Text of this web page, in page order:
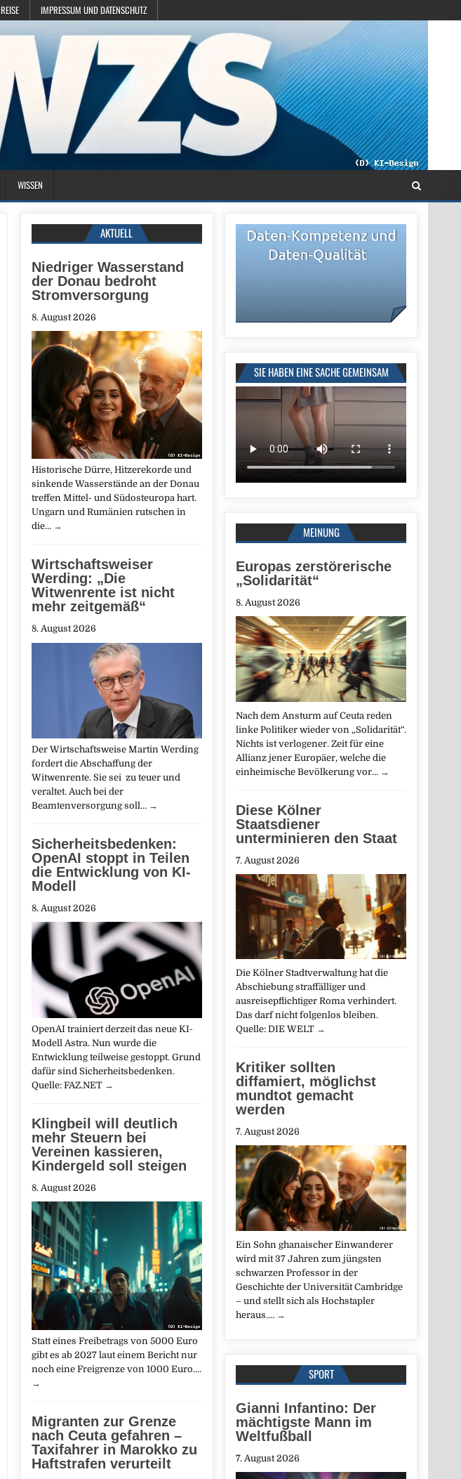
REISE IMPRESSUM UND DATENSCHUTZ
WISSEN
SIE HABEN EINE SACHE GEMEINSAM
MEINUNG
Europas zerstörerische
„Solidarität“
8. August 2026
Nach dem Ansturm auf Ceuta reden
linke Politiker wieder von „Solidarität“.
Nichts ist verlogener. Zeit für eine
Allianz jener Europäer, welche die
einheimische Bevölkerung vor… →
Diese Kölner
Staatsdiener
unterminieren den Staat
7. August 2026
Die Kölner Stadtverwaltung hat die
Abschiebung straffälliger und
ausreisepflichtiger Roma verhindert.
Das darf nicht folgenlos bleiben.
Quelle: DIE WELT →
Kritiker sollten
diffamiert, möglichst
mundtot gemacht
werden
7. August 2026
Ein Sohn ghanaischer Einwanderer
wird mit 37 Jahren zum jüngsten
schwarzen Professor in der
Geschichte der Universität Cambridge
– und stellt sich als Hochstapler
heraus.… →
SPORT
Gianni Infantino: Der
mächtigste Mann im
Weltfußball
7. August 2026
AKTUELL
Niedriger Wasserstand
der Donau bedroht
Stromversorgung
8. August 2026
Historische Dürre, Hitzerekorde und
sinkende Wasserstände an der Donau
treffen Mittel- und Südosteuropa hart.
Ungarn und Rumänien rutschen in
die… →
Wirtschaftsweiser
Werding: „Die
Witwenrente ist nicht
mehr zeitgemäß“
8. August 2026
Der Wirtschaftsweise Martin Werding
fordert die Abschaffung der
Witwenrente. Sie sei zu teuer und
veraltet. Auch bei der
Beamtenversorgung soll… →
Sicherheitsbedenken:
OpenAI stoppt in Teilen
die Entwicklung von KI-
Modell
8. August 2026
OpenAI trainiert derzeit das neue KI-
Modell Astra. Nun wurde die
Entwicklung teilweise gestoppt. Grund
dafür sind Sicherheitsbedenken.
Quelle: FAZ.NET →
Klingbeil will deutlich
mehr Steuern bei
Vereinen kassieren,
Kindergeld soll steigen
8. August 2026
Statt ​eines Freibetrags ‌von 5000 Euro
gibt es ab 2027 laut einem Bericht nur
noch eine Freigrenze von 1000 Euro.…
→
Migranten zur Grenze
nach Ceuta gefahren –
Taxifahrer in Marokko zu
Haftstrafen verurteilt